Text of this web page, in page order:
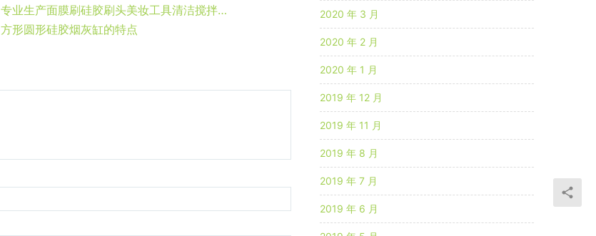
专业生产面膜刷硅胶刷头美妆工具清洁搅拌刷头
方形圆形硅胶烟灰缸的特点
2020 年 3 月
2020 年 2 月
2020 年 1 月
2019 年 12 月
2019 年 11 月
2019 年 8 月
2019 年 7 月
2019 年 6 月